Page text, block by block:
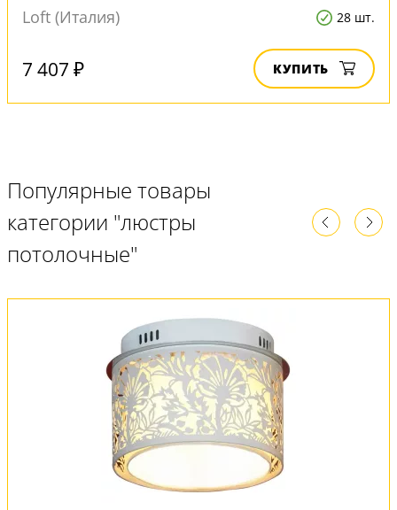
Loft (Италия) 28 шт.
7 407 ₽ КУПИТЬ
Популярные товары
категории "люстры
потолочные"